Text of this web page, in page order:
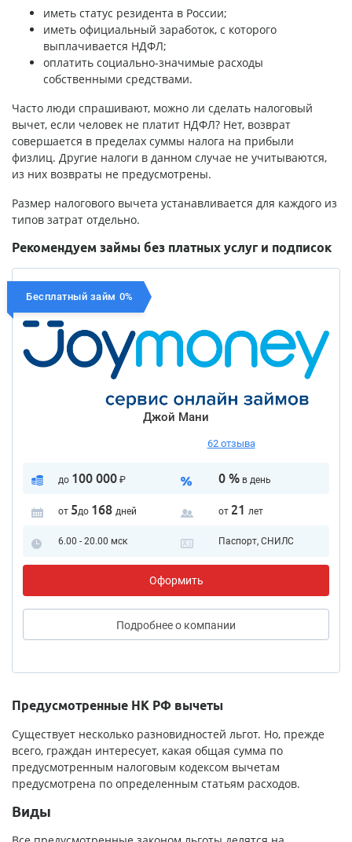
иметь статус резидента в России;
иметь официальный заработок, с которого
выплачивается НДФЛ;
оплатить социально-значимые расходы
собственными средствами.
Часто люди спрашивают, можно ли сделать налоговый
вычет, если человек не платит НДФЛ? Нет, возврат
совершается в пределах суммы налога на прибыли
физлиц. Другие налоги в данном случае не учитываются,
из них возвраты не предусмотрены.
Размер налогового вычета устанавливается для каждого из
типов затрат отдельно.
Рекомендуем займы без платных услуг и подписок
Бесплатный займ 0%
Джой Мани
62 отзыва
до 100 000₽ 0 %в день
от 5до 168 дней от 21 лет
6.00 - 20.00 мск Паспорт, СНИЛС
Оформить
Подробнеео компании
Предусмотренные НК РФ вычеты
Существует несколько разновидностей льгот. Но, прежде
всего, граждан интересует, какая общая сумма по
предусмотренным налоговым кодексом вычетам
предусмотрена по определенным статьям расходов.
Виды